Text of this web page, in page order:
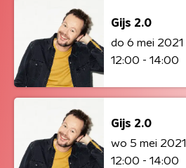
Gijs 2.0
do 6 mei 2021
12:00 - 14:00
Gijs 2.0
wo 5 mei 2021
12:00 - 14:00